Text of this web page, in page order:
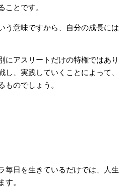
ことです。
う意味ですから、自分の成長には
にアスリートだけの特権ではあり
し、実践していくことによって、
ものでしょう。
毎日を生きているだけでは、人生
す。